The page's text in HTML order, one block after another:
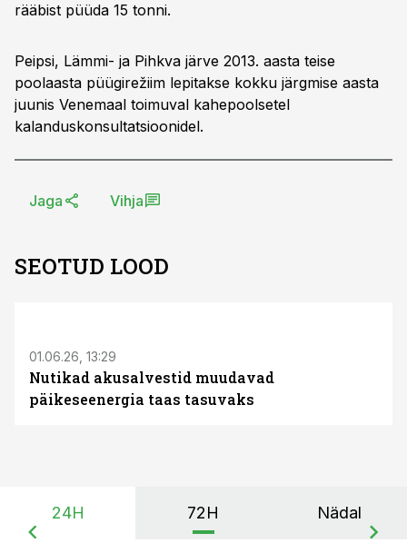
rääbist püüda 15 tonni.
Peipsi, Lämmi- ja Pihkva järve 2013. aasta teise
poolaasta püügirežiim lepitakse kokku järgmise aasta
juunis Venemaal toimuval kahepoolsetel
kalanduskonsultatsioonidel.
Jaga Vihja
SEOTUD LOOD
01.06.26, 13:29
Nutikad akusalvestid muudavad
päikeseenergia taas tasuvaks
24H 72H Nädal